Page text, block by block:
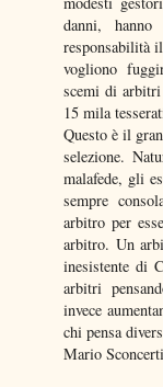
danni, hanno
responsabilità
vogliono
scemi di
15 mila
Questo è il
selezione.
malafede, gli
sempre
arbitro per
arbitro. Un
inesistente di
arbitri
invece
chi pensa
Mario Sconcerti